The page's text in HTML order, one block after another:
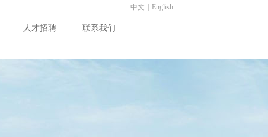
中文 English
人才招聘 联系我们